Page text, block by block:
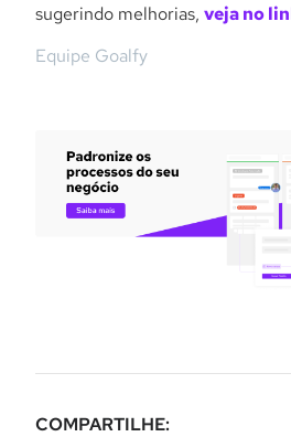
sugerindo melhorias, veja no
Equipe Goalfy
COMPARTILHE: